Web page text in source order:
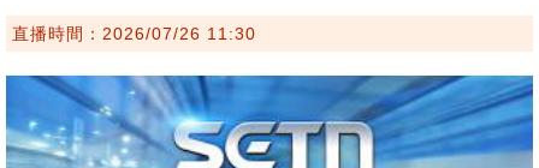
直播時間：2026/07/26 11:30